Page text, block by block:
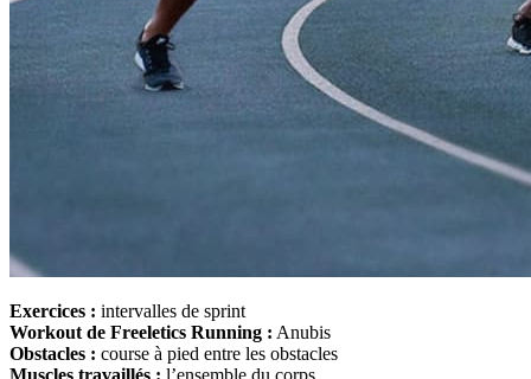
Exercices : intervalles de sprint
Workout de Freeletics Running : Anubis
Obstacles : course à pied entre les obstacles